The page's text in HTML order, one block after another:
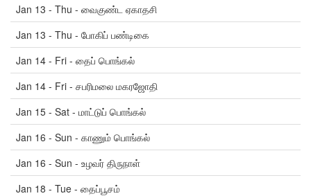
Jan 13 - Thu - வைகுண்ட ஏகாதசி
Jan 13 - Thu - போகிப் பண்டிகை
Jan 14 - Fri - தைப் பொங்கல்
Jan 14 - Fri - சபரிமலை மகரஜோதி
Jan 15 - Sat - மாட்டுப் பொங்கல்
Jan 16 - Sun - காணும் பொங்கல்
Jan 16 - Sun - உழவர் திருநாள்
Jan 18 - Tue - தைப்பூசம்